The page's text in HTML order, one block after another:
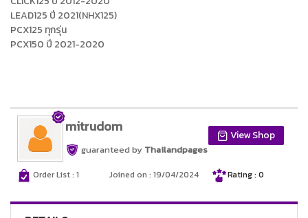
LEAD125 ปี 2021(NHX125)
PCX125 ทุกรุ่น
PCX150 ปี 2021-2020
mitrudom
guaranteed by Thailandpages
View Shop
Order List : 1 Joined on : 19/04/2024 Rating : 0